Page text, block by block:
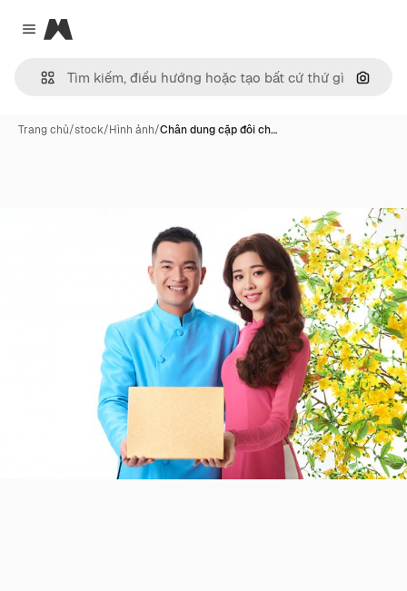
Close menu
Magnific
Tìm
Trang chủ/stock/Hình ảnh/Chân dung cặp đôi ch…